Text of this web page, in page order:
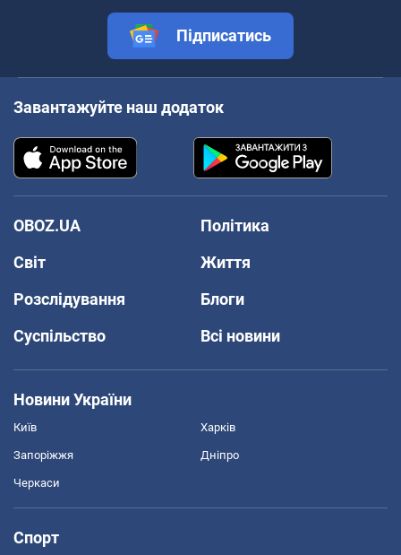
Підписатись
Завантажуйте наш додаток
OBOZ.UA
Політика
Світ
Життя
Розслідування
Блоги
Суспільство
Всі новини
Новини України
Київ Харків
Запоріжжя Дніпро
Черкаси
Спорт